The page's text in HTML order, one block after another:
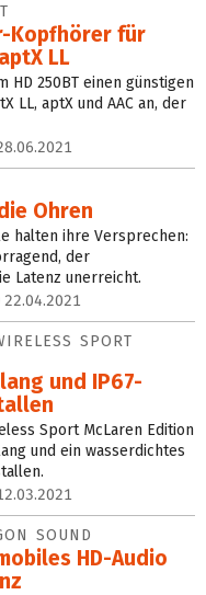
Kopfhörer für
LL
250BT einen günstigen
LL, aptX und AAC an, der
Ohren
halten ihre Versprechen:
der
Latenz unerreicht.
22.04.2021
SPORT
und IP67-
Sport McLaren Edition
und ein wasserdichtes
SOUND
HD-Audio